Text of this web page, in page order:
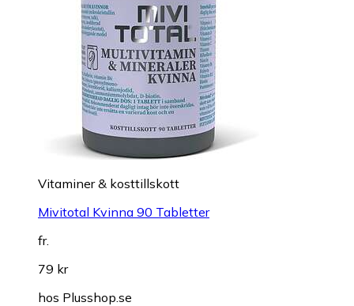
Vitaminer & kosttillskott
Mivitotal Kvinna 90 Tabletter
fr.
79 kr
hos Plusshop.se